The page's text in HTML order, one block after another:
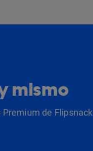
mismo
de Flipsnack